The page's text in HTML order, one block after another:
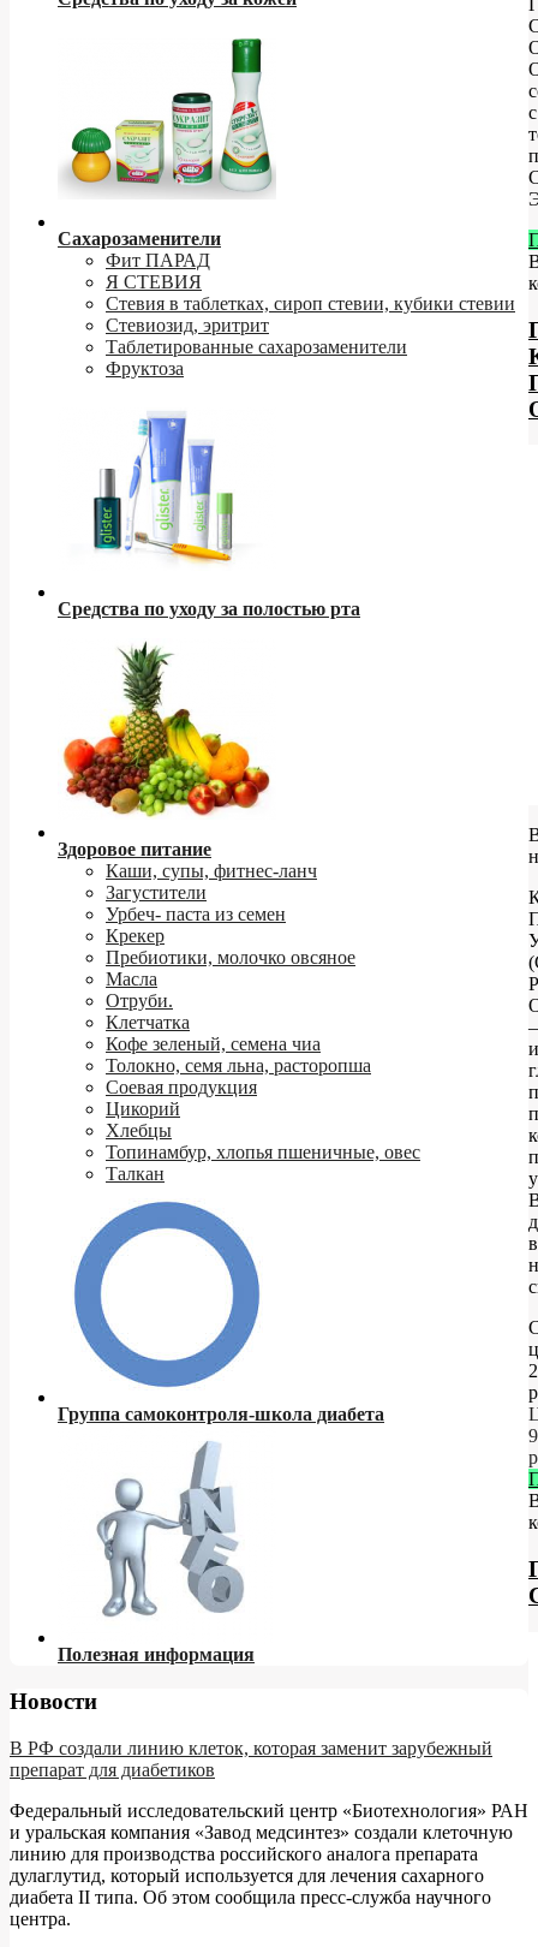
Сахарозаменители
Фит ПАРАД
Я СТЕВИЯ
Стевия в таблетках, сироп стевии, кубики стевии
Стевиозид, эритрит
Таблетированные сахарозаменители
Фруктоза
Средства по уходу за полостью рта
Здоровое питание
Каши, супы, фитнес-ланч
Загустители
Урбеч- паста из семен
Крекер
Пребиотики, молочко овсяное
Масла
Отруби.
Клетчатка
Кофе зеленый, семена чиа
Толокно, семя льна, расторопша
Соевая продукция
Цикорий
Хлебцы
Топинамбур, хлопья пшеничные, овес
Талкан
Группа самоконтроля-школа диабета
Полезная информация
Новости
В РФ создали линию клеток, которая заменит зарубежный
препарат для диабетиков
Федеральный исследовательский центр «Биотехнология» РАН
и уральская компания «Завод медсинтез» создали клеточную
линию для производства российского аналога препарата
дулаглутид, который используется для лечения сахарного
диабета II типа. Об этом сообщила пресс-служба научного
центра.
с
–
в